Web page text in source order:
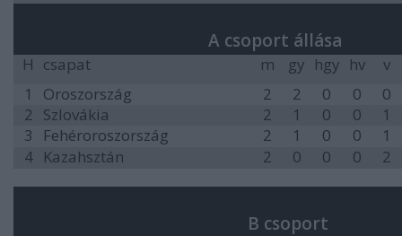
A csoport állása
H csapat m gy hgy hv
v
1
Oroszország 2 2 0 0
0
2 Szlovákia 2 1 0 0
1
3
Fehéroroszország 2 1 0 0
1
4 Kazahsztán 2 0 0 0 2
B csoport